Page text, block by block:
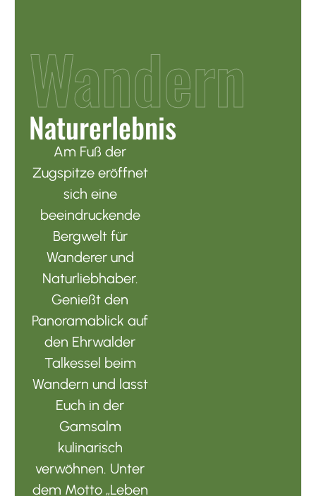
Wandern
Naturerlebnis
Am Fuß der
Zugspitze eröffnet
sich eine
beeindruckende
Bergwelt für
Wanderer und
Naturliebhaber.
Genießt den
Panoramablick auf
den Ehrwalder
Talkessel beim
Wandern und lasst
Euch in der
Gamsalm
kulinarisch
verwöhnen. Unter
dem Motto „Leben